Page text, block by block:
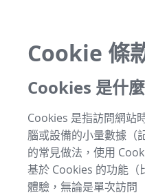
Cookie 條
Cookies 是什
Cookies 是指訪問網站
腦或設備的小量數據（
的常見做法，使用
基於 Cookies 的功能（
體驗，無論是單次訪問